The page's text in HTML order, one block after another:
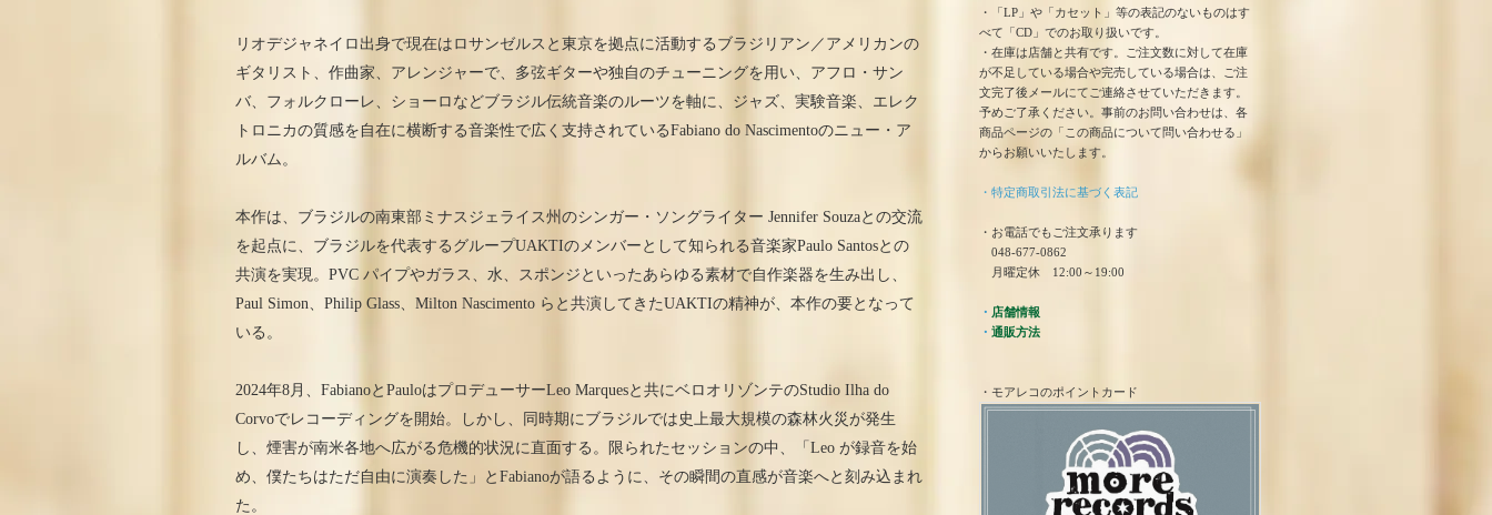
リオデジャネイロ出身で現在はロサンゼルスと東京を拠点に活動するブラジリアン／アメリカンの
ギタリスト、作曲家、アレンジャーで、多弦ギターや独自のチューニングを用い、アフロ・サン
バ、フォルクローレ、ショーロなどブラジル伝統音楽のルーツを軸に、ジャズ、実験音楽、エレク
トロニカの質感を自在に横断する音楽性で広く支持されているFabiano do Nascimentoのニュー・ア
ルバム。
本作は、ブラジルの南東部ミナスジェライス州のシンガー・ソングライター Jennifer Souzaとの交流
を起点に、ブラジルを代表するグループUAKTIのメンバーとして知られる音楽家Paulo Santosとの
共演を実現。PVC パイプやガラス、水、スポンジといったあらゆる素材で自作楽器を生み出し、
Paul Simon、Philip Glass、Milton Nascimento らと共演してきたUAKTIの精神が、本作の要となって
いる。
2024年8月、FabianoとPauloはプロデューサーLeo Marquesと共にベロオリゾンテのStudio Ilha do
Corvoでレコーディングを開始。しかし、同時期にブラジルでは史上最大規模の森林火災が発生
し、煙害が南米各地へ広がる危機的状況に直面する。限られたセッションの中、「Leo が録音を始
め、僕たちはただ自由に演奏した」とFabianoが語るように、その瞬間の直感が音楽へと刻み込まれ
た。
・「LP」や「カセット」等の表記のないものはす
べて「CD」でのお取り扱いです。
・在庫は店舗と共有です。ご注文数に対して在庫
が不足している場合や完売している場合は、ご注
文完了後メールにてご連絡させていただきます。
予めご了承ください。事前のお問い合わせは、各
商品ページの「この商品について問い合わせる」
からお願いいたします。
・特定商取引法に基づく表記
・お電話でもご注文承ります
048-677-0862
月曜定休 12:00～19:00
・ 店舗情報
・ 通販方法
・モアレコのポイントカード